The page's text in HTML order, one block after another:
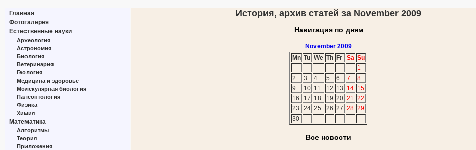
Главная
Фотогалерея
Естественные науки
Археология
Астрономия
Биология
Ветеринария
Геология
Медицина и здоровье
Молекулярная биология
Палеонтология
Физика
Химия
Математика
Алгоритмы
Теория
Приложения
История, архив статей за November 2009
Навигация по дням
November 2009
Mn Tu We Th Fr Sa Su
1
2
3 4 5 6 7
8
9
10 11 12 13 14 15
16
17 18 19 20 21 22
23
24 25 26 27 28 29
30
Все новости